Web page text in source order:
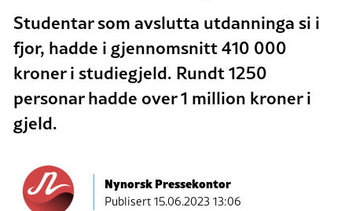
Studentar som avslutta utdanninga si i
fjor, hadde i gjennomsnitt 410 000
kroner i studiegjeld. Rundt 1250
personar hadde over 1 million kroner i
gjeld.
Nynorsk Pressekontor
Publisert15.06.2023 13:06